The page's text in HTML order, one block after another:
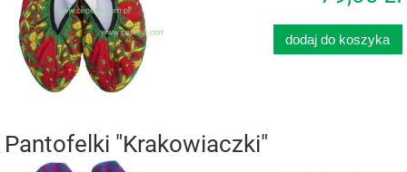
dodaj do koszyka
Pantofelki "Krakowiaczki"